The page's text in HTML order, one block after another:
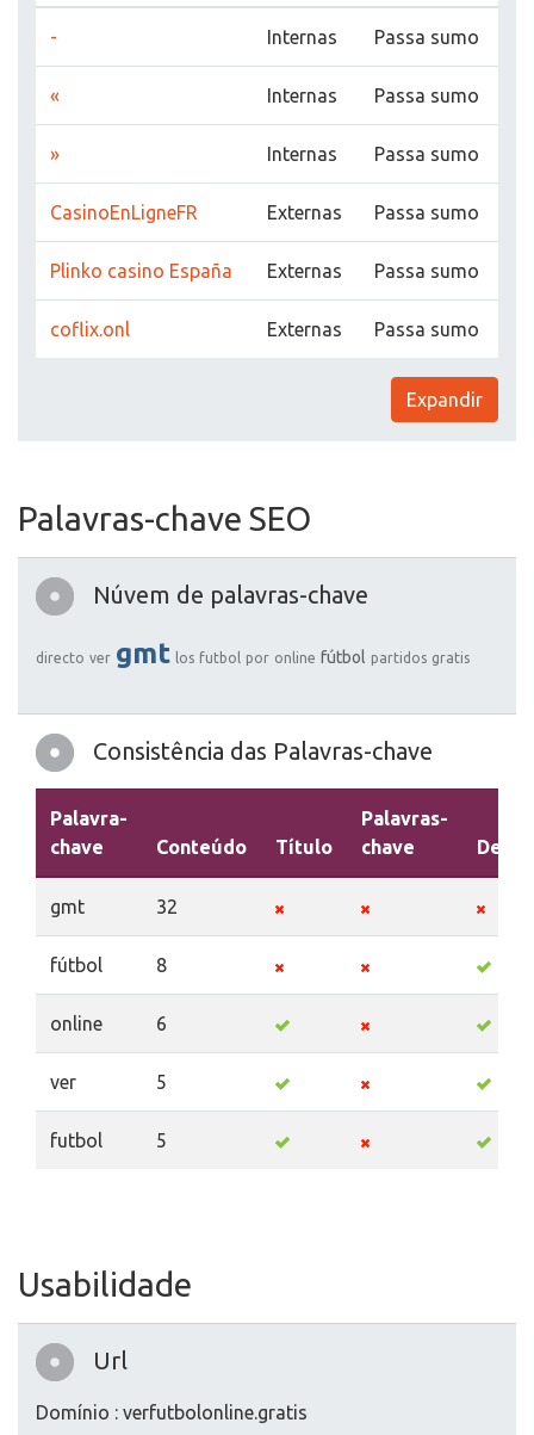
- Internas Passa sumo
« Internas Passa sumo
» Internas Passa sumo
CasinoEnLigneFR Externas Passa sumo
Plinko casino España Externas Passa sumo
coflix.onl Externas Passa sumo
Expandir
Palavras-chave SEO
Núvem de palavras-chave
directo ver gmt los futbol por online fútbol partidos gratis
Consistência das Palavras-chave
Palavra-
chave
Conteúdo Título
Palavras-
chave
gmt 32
fútbol 8
online 6
ver 5
futbol 5
Usabilidade
Url
Domínio : verfutbolonline.gratis